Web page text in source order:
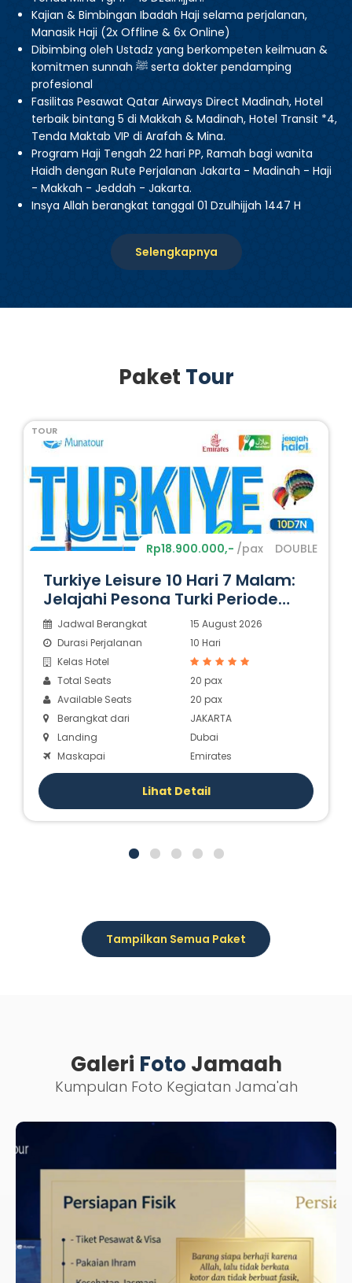
Kajian & Bimbingan Ibadah Haji selama perjalanan,
Manasik Haji (2x Offline & 6x Online)
Dibimbing oleh Ustadz yang berkompeten keilmuan &
komitmen sunnah ﷺ serta dokter pendamping
profesional
Fasilitas Pesawat Qatar Airways Direct Madinah, Hotel
terbaik bintang 5 di Makkah & Madinah, Hotel Transit *4,
Tenda Maktab VIP di Arafah & Mina.
Program Haji Tengah 22 hari PP, Ramah bagi wanita
Haidh dengan Rute Perjalanan Jakarta - Madinah - Haji
- Makkah - Jeddah - Jakarta.
Insya Allah berangkat tanggal 01 Dzulhijjah 1447 H
Selengkapnya
Paket Tour
TOUR
Turkiye Leisure 10 Hari 7 Malam:
Jelajahi Pesona Turki Periode
Juli-Oktober
Rp18.900.000,- /pax DOUBLE
Jadwal Berangkat
15 August 2026
Durasi Perjalanan
10 Hari
Kelas Hotel
Total Seats
20 pax
Available Seats
20 pax
Berangkat dari
JAKARTA
Landing
Dubai
Maskapai
Emirates
Lihat Detail
Tampilkan Semua Paket
Galeri Foto Jamaah
Kumpulan Foto Kegiatan Jama'ah
KAJIAN TAZKIATUN NAFS